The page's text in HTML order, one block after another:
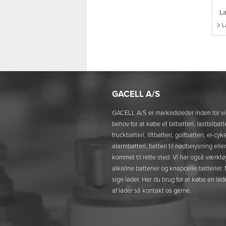
GACELL A/S
GACELL A/S er markedsleder inden for
behov for at købe et bilbatteri,
truckbatteri, liftbatteri, golfbatteri, el-
alarmbatteri, batteri til nødbelysning
kommet til rette sted. Vi har også
alkaline batterier og knapcelle
sige lader. Har du brug for at købe en
af lader så kontakt os gerne.